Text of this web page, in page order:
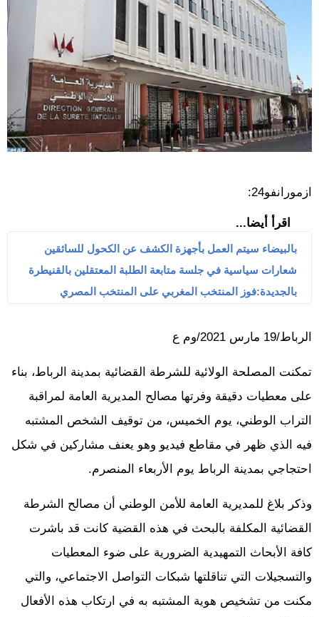
ازمورانفو24:
اقرأ أيضا...
بالبيضاء سيتم العمل بأجهزة الكشف عن الكحول للسائقين
شعارات سياسية في جلسة متابعة الطلبة المعتقلين بالقنيطرة
بالجديدة:فوز المنتخب المغربي على المنتخب المصري
الرباط/19 مارس 2021/وم ع
تمكنت المصلحة الولائية للشرطة القضائية بمدينة الرباط، بناء
على معطيات دقيقة وفرتها مصالح المديرية العامة لمراقبة
التراب الوطني، يوم الخميس، من توقيف الشخص المشتبه
فيه الذي ظهر في مقاطع فيديو وهو يعنف مشاركين في شكل
احتجاجي بمدينة الرباط يوم الأربعاء المنصرم.
وذكر بلاغ للمديرية العامة للأمن الوطني أن مصالح الشرطة
القضائية المكلفة بالبحث في هذه القضية كانت قد باشرت
كافة الأبحاث التمهيدية الضرورية على ضوء المعطيات
والتسجيلات التي تناقلتها شبكات التواصل الاجتماعي، والتي
مكنت من تشخيص هوية المشتبه به في ارتكاب هذه الأفعال